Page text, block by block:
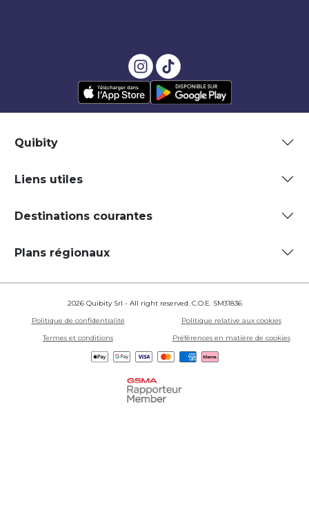
Quibity
Liens utiles
Destinations courantes
Plans régionaux
2026 Quibity Srl - All right reserved. C.O.E. SM31836
Politique de confidentialité
Politique relative aux cookies
Termes et conditions
Préférences en matière de cookies